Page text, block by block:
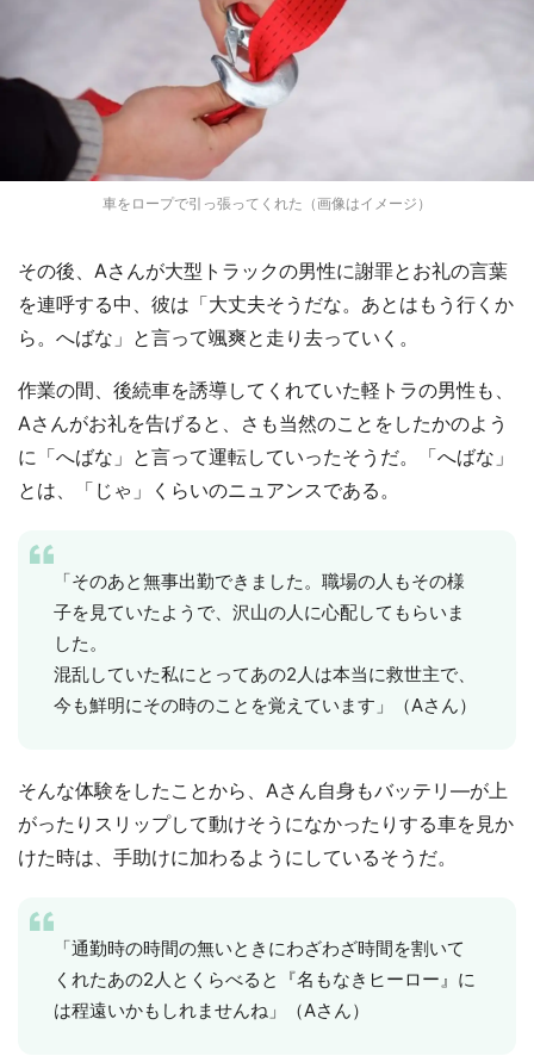
選択する
車をロープで引っ張ってくれた（画像はイメージ）
その後、Aさんが大型トラックの男性に謝罪とお礼の言葉
を連呼する中、彼は「大丈夫そうだな。あとはもう行くか
ら。へばな」と言って颯爽と走り去っていく。
作業の間、後続車を誘導してくれていた軽トラの男性も、
Aさんがお礼を告げると、さも当然のことをしたかのよう
に「へばな」と言って運転していったそうだ。「へばな」
とは、「じゃ」くらいのニュアンスである。
「そのあと無事出勤できました。職場の人もその様
子を見ていたようで、沢山の人に心配してもらいま
した。
混乱していた私にとってあの2人は本当に救世主で、
今も鮮明にその時のことを覚えています」（Aさん）
そんな体験をしたことから、Aさん自身もバッテリ―が上
がったりスリップして動けそうになかったりする車を見か
けた時は、手助けに加わるようにしているそうだ。
「通勤時の時間の無いときにわざわざ時間を割いて
くれたあの2人とくらべると『名もなきヒーロー』に
は程遠いかもしれませんね」（Aさん）